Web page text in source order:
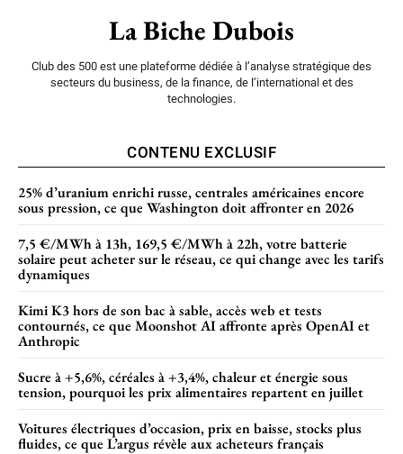
La Biche Dubois
Club des 500 est une plateforme dédiée à l’analyse stratégique des
secteurs du business, de la finance, de l’international et des
technologies.
CONTENU EXCLUSIF
25% d’uranium enrichi russe, centrales américaines encore
sous pression, ce que Washington doit affronter en 2026
7,5 €/MWh à 13h, 169,5 €/MWh à 22h, votre batterie
solaire peut acheter sur le réseau, ce qui change avec les tarifs
dynamiques
Kimi K3 hors de son bac à sable, accès web et tests
contournés, ce que Moonshot AI affronte après OpenAI et
Anthropic
Sucre à +5,6%, céréales à +3,4%, chaleur et énergie sous
tension, pourquoi les prix alimentaires repartent en juillet
Voitures électriques d’occasion, prix en baisse, stocks plus
fluides, ce que L’argus révèle aux acheteurs français